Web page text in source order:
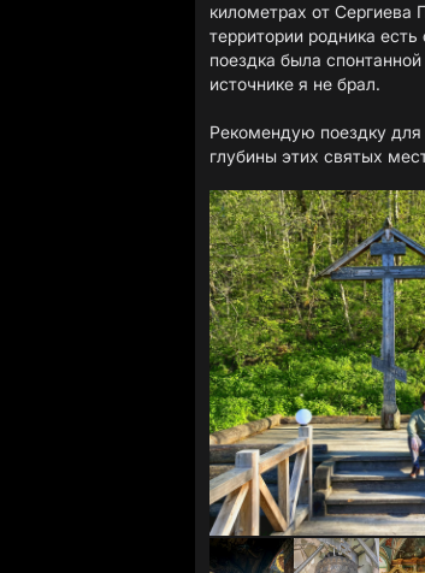
километрах от Сергиева
территории родника
поездка была
источнике я не брал.
Рекомендую поездку
глубины этих святых